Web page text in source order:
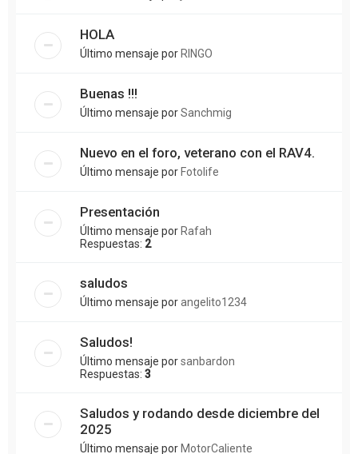
HOLA
Último mensaje porRINGO
Buenas !!!
Último mensaje porSanchmig
Nuevo en el foro, veterano con el RAV4.
Último mensaje porFotolife
Presentación
Último mensaje porRafah
Respuestas: 2
saludos
Último mensaje porangelito1234
Saludos!
Último mensaje porsanbardon
Respuestas: 3
Saludos y rodando desde diciembre del
2025
Último mensaje porMotorCaliente